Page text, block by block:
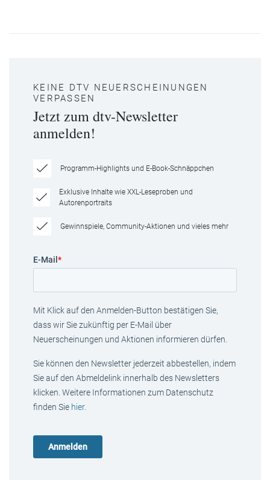
KEINE DTV NEUERSCHEINUNGEN
VERPASSEN
Jetzt zum dtv-Newsletter
anmelden!
Programm-Highlights und E-Book-Schnäppchen
Exklusive Inhalte wie XXL-Leseproben und
Autorenportraits
Gewinnspiele, Community-Aktionen und vieles mehr
E-Mail *
Mit Klick auf den Anmelden-Button bestätigen Sie,
dass wir Sie zukünftig per E-Mail über
Neuerscheinungen und Aktionen informieren dürfen.
Sie können den Newsletter jederzeit abbestellen, indem
Sie auf den Abmeldelink innerhalb des Newsletters
klicken. Weitere Informationen zum Datenschutz
finden Sie hier.